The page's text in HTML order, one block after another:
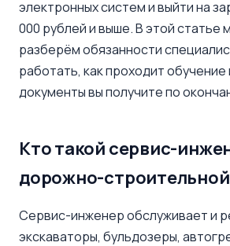
электронных систем и выйти на
000 рублей и выше. В этой статье
разберём обязанности
работать, как проходит обучение
документы вы получите по
Кто такой сервис-
дорожно-
Сервис-инженер обслуживает и
экскаваторы, бульдозеры,